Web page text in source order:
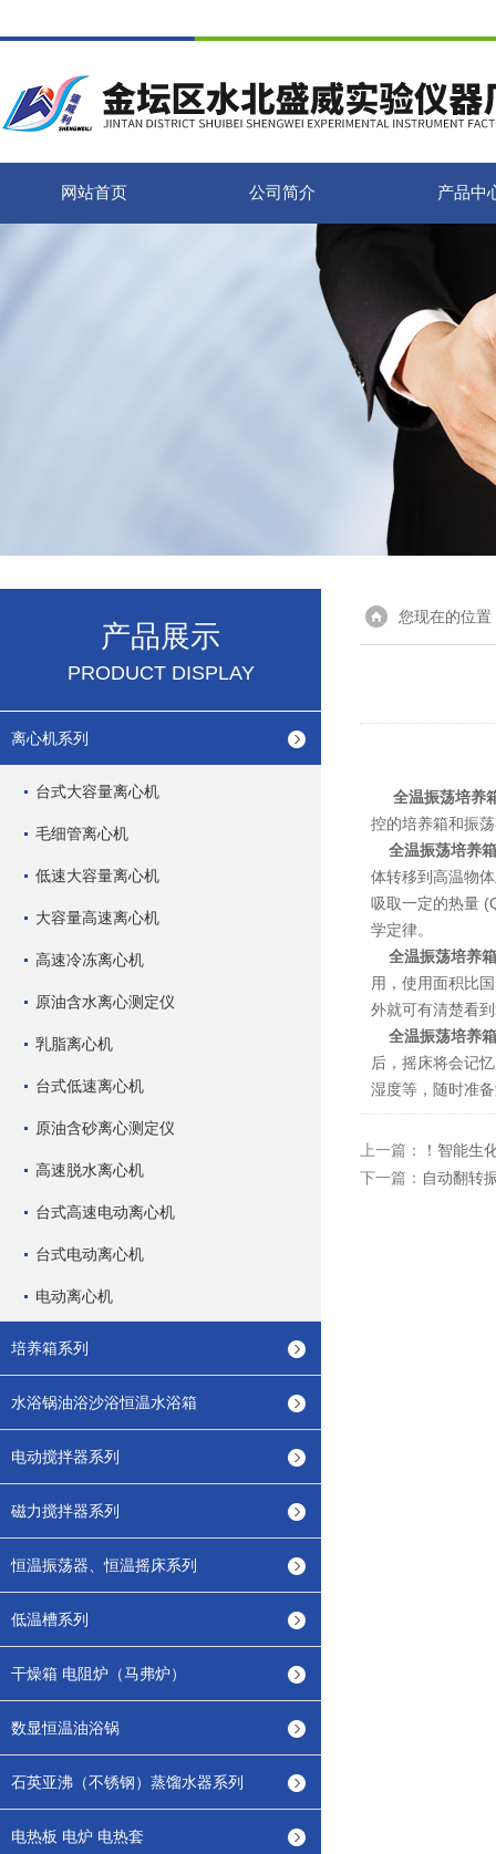
网站首页 公司简介 产品中
产品展示
PRODUCT DISPLAY
离心机系列
台式大容量离心机
毛细管离心机
低速大容量离心机
大容量高速离心机
高速冷冻离心机
原油含水离心测定仪
乳脂离心机
台式低速离心机
原油含砂离心测定仪
高速脱水离心机
台式高速电动离心机
台式电动离心机
电动离心机
培养箱系列
水浴锅油浴沙浴恒温水浴箱
电动搅拌器系列
磁力搅拌器系列
恒温振荡器、恒温摇床系列
低温槽系列
干燥箱 电阻炉（马弗炉）
数显恒温油浴锅
石英亚沸（不锈钢）蒸馏水器系列
电热板 电炉 电热套
您现在的位置
全温振荡培养
控的培养箱和振
全温振荡培养箱
体转移到高温物
吸取一定的热量
学定律。
全温振荡培养箱
用，使用面积比
外就可有清楚看
全温振荡培养箱
后，摇床将会记
湿度等，随时准
上一篇：
！智能生
下一篇： 自动翻转